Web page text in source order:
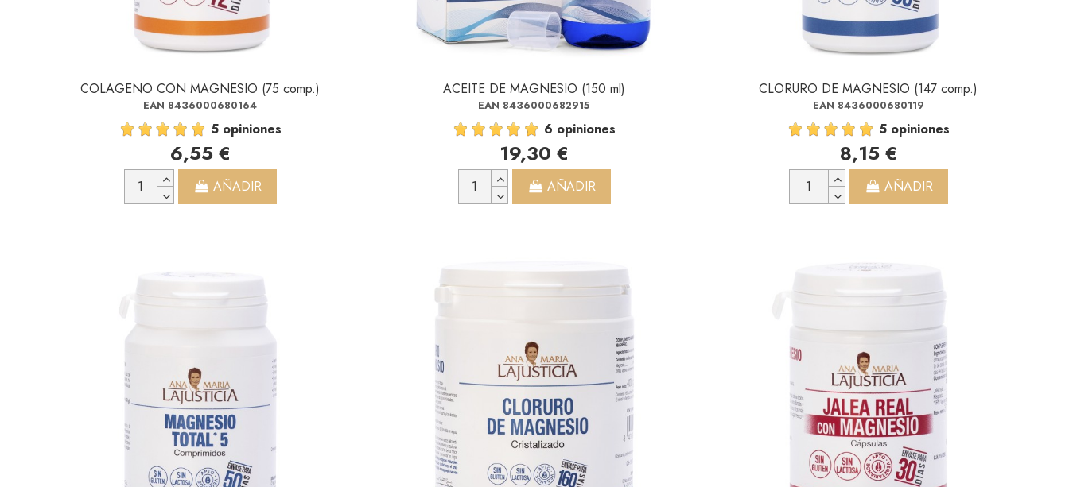
COLAGENO CON MAGNESIO (75 comp.)
EAN 8436000680164
5 opiniones
6,55 €
AÑADIR
ACEITE DE MAGNESIO (150 ml)
EAN 8436000682915
6 opiniones
19,30 €
AÑADIR
CLORURO DE MAGNESIO (147 comp.)
EAN 8436000680119
5 opiniones
8,15 €
AÑADIR